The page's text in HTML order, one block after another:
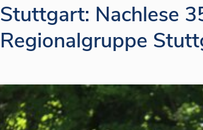
Stuttgart: Nachlese
Regionalgruppe